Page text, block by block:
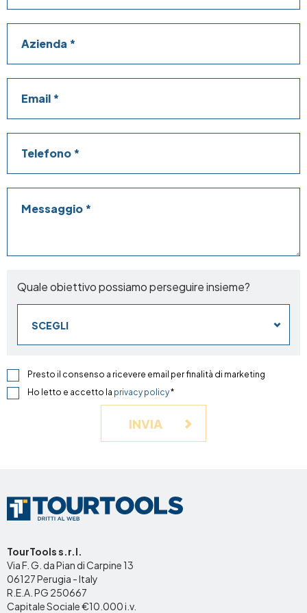
Quale obiettivo possiamo perseguire insieme?
SCEGLI
Presto il consenso a ricevere email per finalità di marketing
Ho letto e accetto la privacy policy*
INVIA
TourTools s.r.l.
Via F. G. da Pian di Carpine 13
06127 Perugia - Italy
R.E.A. PG 250667
Capitale Sociale €10.000 i.v.